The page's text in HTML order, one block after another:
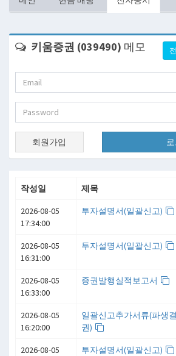
키움증권 (039490) 메모
회원가입
작성일 제목
2026-08-05
17:34:00
투자설명서(일괄신고)
2026-08-05
16:31:00
투자설명서(일괄신고)
2026-08-05
16:33:00
증권발행실적보고서
2026-08-05
16:20:00
일괄신고추가서류(파생
권)
2026-08-05
투자설명서(일괄신고)